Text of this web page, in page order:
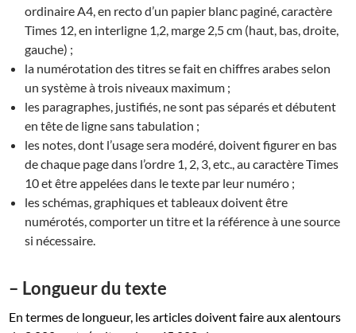
ordinaire A4, en recto d’un papier blanc paginé, caractère
Times 12, en interligne 1,2, marge 2,5 cm (haut, bas, droite,
gauche) ;
la numérotation des titres se fait en chiffres arabes selon
un système à trois niveaux maximum ;
les paragraphes, justifiés, ne sont pas séparés et débutent
en tête de ligne sans tabulation ;
les notes, dont l’usage sera modéré, doivent figurer en bas
de chaque page dans l’ordre 1, 2, 3, etc., au caractère Times
10 et être appelées dans le texte par leur numéro ;
les schémas, graphiques et tableaux doivent être
numérotés, comporter un titre et la référence à une source
si nécessaire.
– Longueur du texte
En termes de longueur, les articles doivent faire aux alentours